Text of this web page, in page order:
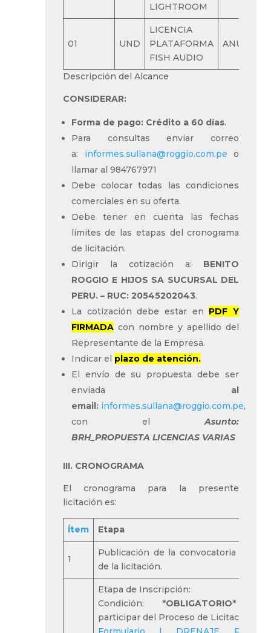
LIGHTROOM
01 UND
LICENCIA
PLATAFORMA
FISH AUDIO
ANUAL
Descripción del Alcance
CONSIDERAR:
Forma de pago: Crédito a 60 días.
Para consultas enviar correo
a: informes.sullana@roggio.com.pe o
llamar al 984767971
Debe colocar todas las condiciones
comerciales en su oferta.
Debe tener en cuenta las fechas
límites de las etapas del cronograma
de licitación.
Dirigir la cotización a: BENITO
ROGGIO E HIJOS SA SUCURSAL DEL
PERU. – RUC: 20545202043.
La cotización debe estar en PDF Y
FIRMADAcon nombre y apellido del
Representante de la Empresa.
Indicar el plazo de atención.
El envío de su propuesta debe ser
enviada al
email: informes.sullana@roggio.com.pe,
con elAsunto:
BRH_PROPUESTA LICENCIAS VARIAS
III. CRONOGRAMA
El cronograma para la presente
licitación es:
Ítem Etapa
1
Publicación de la convocatoria e
de la licitación.
Etapa de Inscripción:
Condición: *OBLIGATORIO*
participar del Proceso de Licitación: